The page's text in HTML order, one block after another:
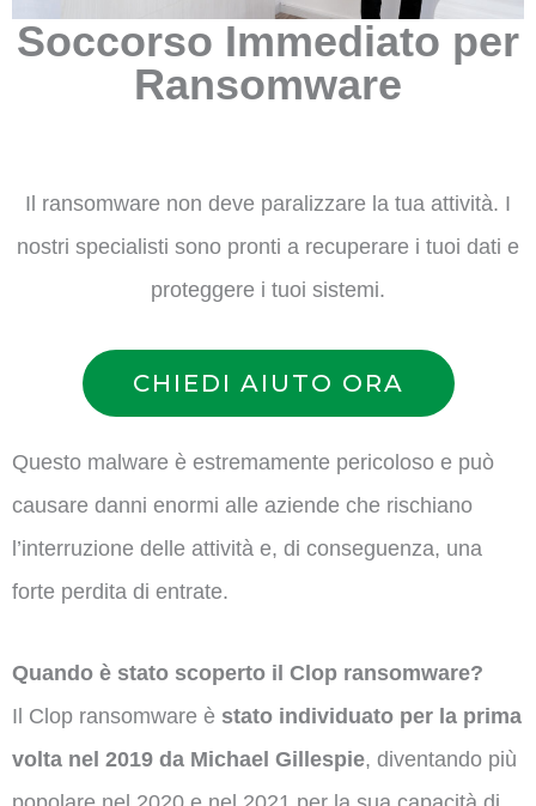
Soccorso Immediato per
Ransomware
Il ransomware non deve paralizzare la tua attività. I
nostri specialisti sono pronti a recuperare i tuoi dati e
proteggere i tuoi sistemi.
CHIEDI AIUTO ORA
Questo malware è estremamente pericoloso e può
causare danni enormi alle aziende che rischiano
l’interruzione delle attività e, di conseguenza, una
forte perdita di entrate.
Quando è stato scoperto il Clop ransomware?
Il Clop ransomware è stato individuato per la prima
volta nel 2019 da Michael Gillespie, diventando più